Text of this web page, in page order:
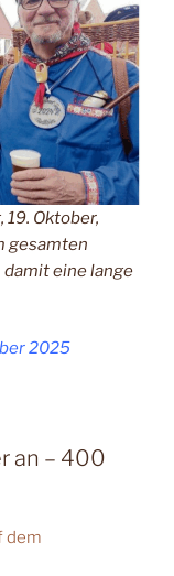
Oktober,
gesamten
eine lange
2025
an – 400
dem